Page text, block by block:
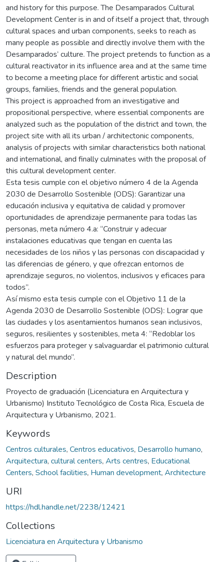
and history for this purpose. The Desamparados Cultural
Development Center is in and of itself a project that, through
cultural spaces and urban components, seeks to reach as
many people as possible and directly involve them with the
Desamparados’ culture. The project pretends to function as a
cultural reactivator in its influence area and at the same time
to become a meeting place for different artistic and social
groups, families, friends and the general population.
This project is approached from an investigative and
propositional perspective, where essential components are
analyzed such as the population of the district and town, the
project site with all its urban / architectonic components,
analysis of projects with similar characteristics both national
and international, and finally culminates with the proposal of
this cultural development center.
Esta tesis cumple con el objetivo número 4 de la Agenda
2030 de Desarrollo Sostenible (ODS): Garantizar una
educación inclusiva y equitativa de calidad y promover
oportunidades de aprendizaje permanente para todas las
personas, meta número 4.a: “Construir y adecuar
instalaciones educativas que tengan en cuenta las
necesidades de los niños y las personas con discapacidad y
las diferencias de género, y que ofrezcan entornos de
aprendizaje seguros, no violentos, inclusivos y eficaces para
todos”.
Así mismo esta tesis cumple con el Objetivo 11 de la
Agenda 2030 de Desarrollo Sostenible (ODS): Lograr que
las ciudades y los asentamientos humanos sean inclusivos,
seguros, resilientes y sostenibles, meta 4: “Redoblar los
esfuerzos para proteger y salvaguardar el patrimonio cultural
y natural del mundo”.
Description
Proyecto de graduación (Licenciatura en Arquitectura y
Urbanismo) Instituto Tecnológico de Costa Rica, Escuela de
Arquitectura y Urbanismo, 2021.
Keywords
Centros culturales, Centros educativos, Desarrollo humano,
Arquitectura, cultural centers, Arts centres, Educational
Centers, School facilities, Human development, Architecture
URI
https://hdl.handle.net/2238/12421
Collections
Licenciatura en Arquitectura y Urbanismo